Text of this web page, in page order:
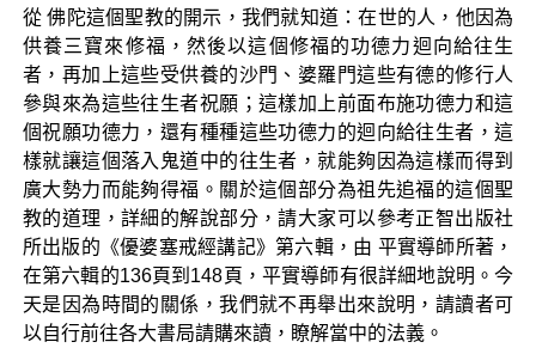
從 佛陀這個聖教的開示，我們就知道：在世的人，他因為
供養三寶來修福，然後以這個修福的功德力迴向給往生
者，再加上這些受供養的沙門、婆羅門這些有德的修行人
參與來為這些往生者祝願；這樣加上前面布施功德力和這
個祝願功德力，還有種種這些功德力的迴向給往生者，這
樣就讓這個落入鬼道中的往生者，就能夠因為這樣而得到
廣大勢力而能夠得福。關於這個部分為祖先追福的這個聖
教的道理，詳細的解說部分，請大家可以參考正智出版社
所出版的《優婆塞戒經講記》第六輯，由 平實導師所著，
在第六輯的136頁到148頁，平實導師有很詳細地說明。今
天是因為時間的關係，我們就不再舉出來說明，請讀者可
以自行前往各大書局請購來讀，瞭解當中的法義。